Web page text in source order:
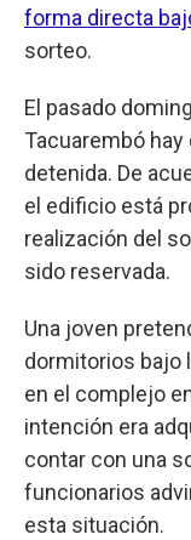
forma directa
sorteo.
El pasado
Tacuarembó
detenida. De
el edificio está
realización del
sido reservada.
Una joven
dormitorios bajo
en el complejo
intención era
contar con una
funcionarios
esta situación.